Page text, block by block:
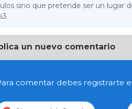
sino que pretende ser un lugar
un nuevo comentario
comentar debes registrarte